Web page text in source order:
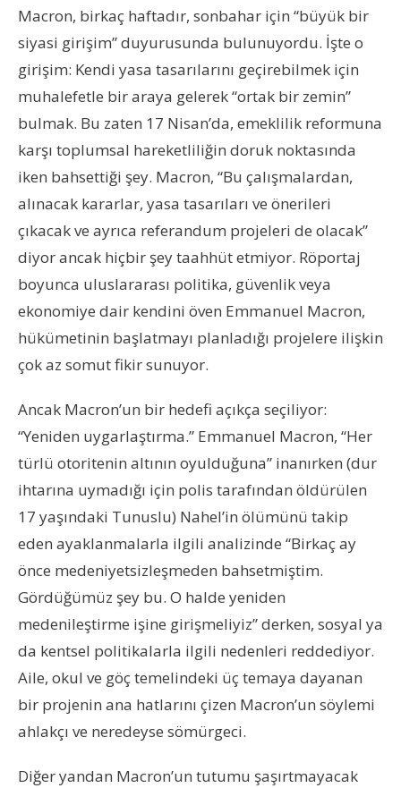
Macron, birkaç haftadır, sonbahar için “büyük bir
siyasi girişim” duyurusunda bulunuyordu. İşte o
girişim: Kendi yasa tasarılarını geçirebilmek için
muhalefetle bir araya gelerek “ortak bir zemin”
bulmak. Bu zaten 17 Nisan’da, emeklilik reformuna
karşı toplumsal hareketliliğin doruk noktasında
iken bahsettiği şey. Macron, “Bu çalışmalardan,
alınacak kararlar, yasa tasarıları ve önerileri
çıkacak ve ayrıca referandum projeleri de olacak”
diyor ancak hiçbir şey taahhüt etmiyor. Röportaj
boyunca uluslararası politika, güvenlik veya
ekonomiye dair kendini öven Emmanuel Macron,
hükümetinin başlatmayı planladığı projelere ilişkin
çok az somut fikir sunuyor.
Ancak Macron’un bir hedefi açıkça seçiliyor:
“Yeniden uygarlaştırma.” Emmanuel Macron, “Her
türlü otoritenin altının oyulduğuna” inanırken (dur
ihtarına uymadığı için polis tarafından öldürülen
17 yaşındaki Tunuslu) Nahel’in ölümünü takip
eden ayaklanmalarla ilgili analizinde “Birkaç ay
önce medeniyetsizleşmeden bahsetmiştim.
Gördüğümüz şey bu. O halde yeniden
medenileştirme işine girişmeliyiz” derken, sosyal ya
da kentsel politikalarla ilgili nedenleri reddediyor.
Aile, okul ve göç temelindeki üç temaya dayanan
bir projenin ana hatlarını çizen Macron’un söylemi
ahlakçı ve neredeyse sömürgeci.
Diğer yandan Macron’un tutumu şaşırtmayacak